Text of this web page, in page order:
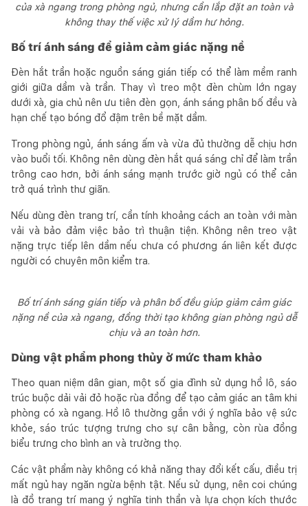
của xà ngang trong phòng ngủ, nhưng cần lắp đặt an toàn và
không thay thế việc xử lý dầm hư hỏng.
Bố trí ánh sáng để giảm cảm giác nặng nề
Đèn hắt trần hoặc nguồn sáng gián tiếp có thể làm mềm ranh
giới giữa dầm và trần. Thay vì treo một đèn chùm lớn ngay
dưới xà, gia chủ nên ưu tiên đèn gọn, ánh sáng phân bố đều và
hạn chế tạo bóng đổ đậm trên bề mặt dầm.
Trong phòng ngủ, ánh sáng ấm và vừa đủ thường dễ chịu hơn
vào buổi tối. Không nên dùng đèn hắt quá sáng chỉ để làm trần
trông cao hơn, bởi ánh sáng mạnh trước giờ ngủ có thể cản
trở quá trình thư giãn.
Nếu dùng đèn trang trí, cần tính khoảng cách an toàn với màn
vải và bảo đảm việc bảo trì thuận tiện. Không nên treo vật
nặng trực tiếp lên dầm nếu chưa có phương án liên kết được
người có chuyên môn kiểm tra.
Bố trí ánh sáng gián tiếp và phân bố đều giúp giảm cảm giác
nặng nề của xà ngang, đồng thời tạo không gian phòng ngủ dễ
chịu và an toàn hơn.
Dùng vật phẩm phong thủy ở mức tham khảo
Theo quan niệm dân gian, một số gia đình sử dụng hồ lô, sáo
trúc buộc dải vải đỏ hoặc rùa đồng để tạo cảm giác an tâm khi
phòng có xà ngang. Hồ lô thường gắn với ý nghĩa bảo vệ sức
khỏe, sáo trúc tượng trưng cho sự cân bằng, còn rùa đồng
biểu trưng cho bình an và trường thọ.
Các vật phẩm này không có khả năng thay đổi kết cấu, điều trị
mất ngủ hay ngăn ngừa bệnh tật. Nếu sử dụng, nên coi chúng
là đồ trang trí mang ý nghĩa tinh thần và lựa chọn kích thước